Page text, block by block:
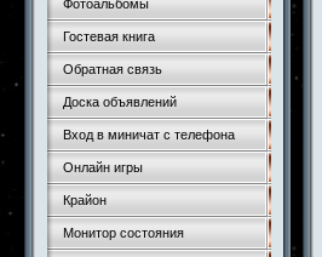
Фотоальбомы
Гостевая книга
Обратная связь
Доска объявлений
Вход в миничат с телефона
Онлайн игры
Крайон
Монитор состояния